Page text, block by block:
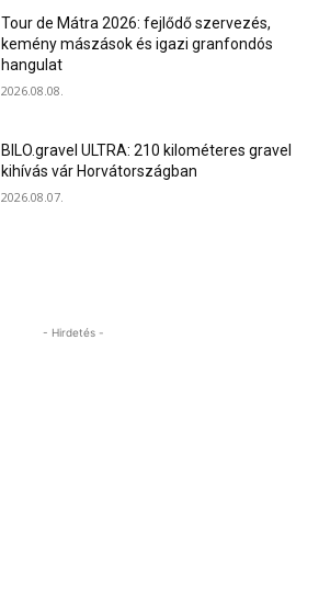
Tour de Mátra 2026: fejlődő szervezés,
kemény mászások és igazi granfondós
hangulat
2026.08.08.
BILO.gravel ULTRA: 210 kilométeres gravel
kihívás vár Horvátországban
2026.08.07.
- Hirdetés -